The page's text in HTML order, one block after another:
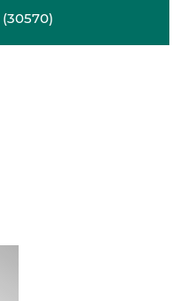
(30570)